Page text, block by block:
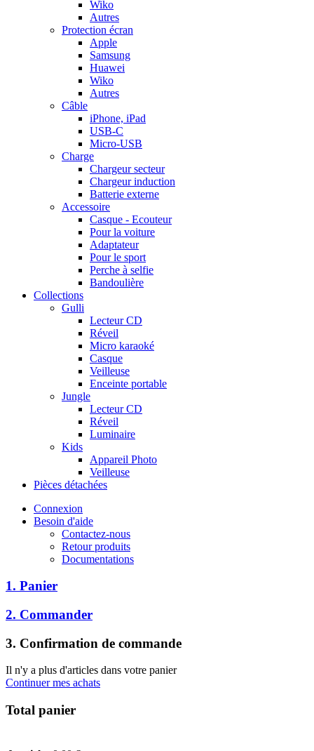
Wiko
Autres
Protection écran
Apple
Samsung
Huawei
Wiko
Autres
Câble
iPhone, iPad
USB-C
Micro-USB
Charge
Chargeur secteur
Chargeur induction
Batterie externe
Accessoire
Casque - Ecouteur
Pour la voiture
Adaptateur
Pour le sport
Perche à selfie
Bandoulière
Collections
Gulli
Lecteur CD
Réveil
Micro karaoké
Casque
Veilleuse
Enceinte portable
Jungle
Lecteur CD
Réveil
Luminaire
Kids
Appareil Photo
Veilleuse
Pièces détachées
Connexion
Besoin d'aide
Contactez-nous
Retour produits
Documentations
1. Panier
2. Commander
3. Confirmation de commande
Il n'y a plus d'articles dans votre panier
Continuer mes achats
Total panier